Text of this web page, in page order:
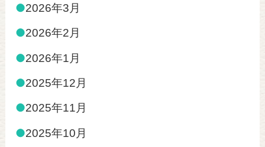
●2026年3月
●2026年2月
●2026年1月
●2025年12月
●2025年11月
●2025年10月